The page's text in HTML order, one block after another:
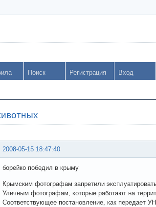
Поиск Регистрация Вход
2008-05-15 18:47:40
борейко победил в крыму
Крымским фотографам запретили
Уличным фотографам, которые работают на
Соответствующее постановление, как передает